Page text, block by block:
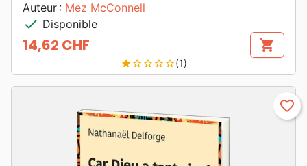
Auteur : Mez McConnell
check Disponible
Prix
14,62 CHF shopping_cart
star star_border star_border star_border star_border(1)
favorite_border